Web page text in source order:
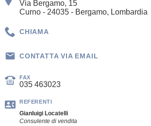
Via Bergamo, 15
Curno - 24035 - Bergamo, Lombardia
CHIAMA
CONTATTA VIA EMAIL
FAX
035 463023
REFERENTI
Gianluigi Locatelli
Consulente di vendita